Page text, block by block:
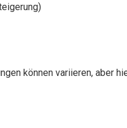
können variieren, aber